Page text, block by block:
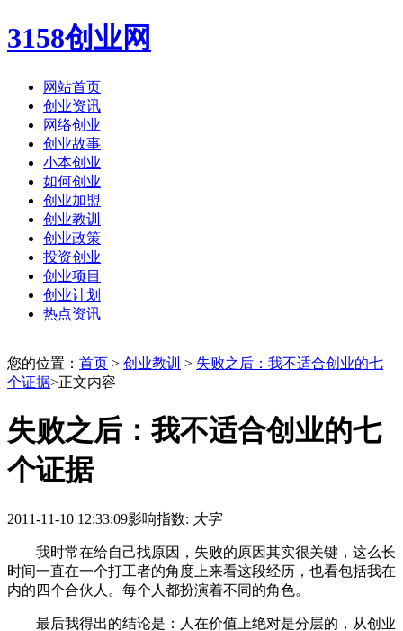
3158创业网
网站首页
创业资讯
网络创业
创业故事
小本创业
如何创业
创业加盟
创业教训
创业政策
投资创业
创业项目
创业计划
热点资讯
您的位置： 首页 > 创业教训 > 失败之后：我不适合创业的七
个证据>正文内容
失败之后：我不适合创业的七
个证据
2011-11-10 12:33:09影响指数: 大字
我时常在给自己找原因，失败的原因其实很关键，这么长
时间一直在一个打工者的角度上来看这段经历，也看包括我在
内的四个合伙人。每个人都扮演着不同的角色。
最后我得出的结论是：人在价值上绝对是分层的，从创业